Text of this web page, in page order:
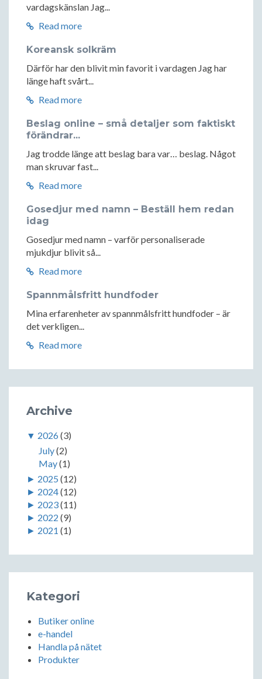
vardagskänslan Jag...
Read more
Koreansk solkräm
Därför har den blivit min favorit i vardagen Jag har
länge haft svårt...
Read more
Beslag online – små detaljer som faktiskt
förändrar...
Jag trodde länge att beslag bara var… beslag. Något
man skruvar fast...
Read more
Gosedjur med namn – Beställ hem redan
idag
Gosedjur med namn – varför personaliserade
mjukdjur blivit så...
Read more
Spannmålsfritt hundfoder
Mina erfarenheter av spannmålsfritt hundfoder – är
det verkligen...
Read more
Archive
▼ 2026(3)
July(2)
May(1)
► 2025 (12)
► 2024(12)
► 2023(11)
► 2022 (9)
► 2021 (1)
Kategori
Butiker online
e-handel
Handla på nätet
Produkter